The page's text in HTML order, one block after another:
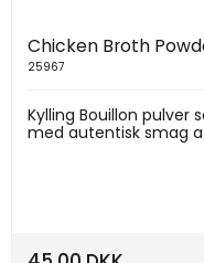
Chicken Broth
25967
Kylling Bouillon pulver
med autentisk smag